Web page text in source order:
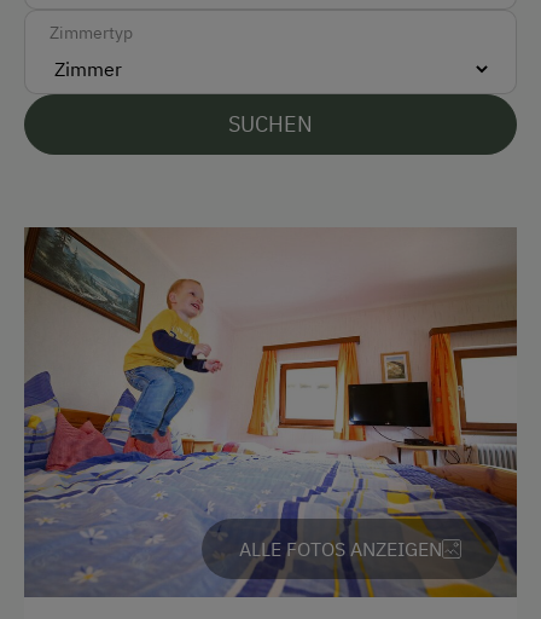
Spanisch
Parken
Ab-Hof-Verkauf
Almabtrieb
Familienanschluss
Garten/Wiese
Hofeigene Produkte
Mithilfe am Hof
Obstgarten
Schlafen im Heu
Zimmertyp
SUCHEN
ALLE FOTOS ANZEIGEN